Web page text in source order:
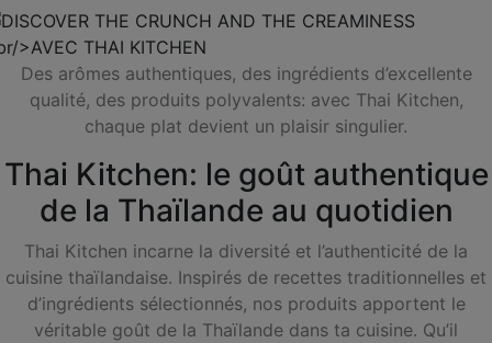
Des arômes authentiques, des ingrédients d’excellente
qualité, des produits polyvalents: avec Thai Kitchen,
chaque plat devient un plaisir singulier.
Thai Kitchen: le goût authentique
de la Thaïlande au quotidien
Thai Kitchen incarne la diversité et l’authenticité de la
cuisine thaïlandaise. Inspirés de recettes traditionnelles et
d’ingrédients sélectionnés, nos produits apportent le
véritable goût de la Thaïlande dans ta cuisine. Qu’il